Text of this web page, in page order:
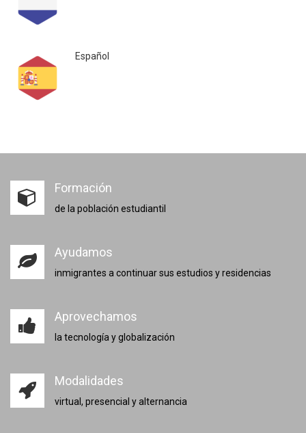
Español
Formación
de la población estudiantil
Ayudamos
inmigrantes a continuar sus estudios y residencias
Aprovechamos
la tecnología y globalización
Modalidades
virtual, presencial y alternancia